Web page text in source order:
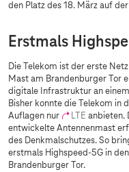
den Platz des 18. März auf
Erstmals
Die Telekom ist der erste
Mast am Brandenburger Tor
digitale Infrastruktur an
Bisher konnte die Telekom in
Auflagen nur
LTE anbieten.
entwickelte Antennenmast
des Denkmalschutzes. So
erstmals Highspeed-5G in
Brandenburger Tor.